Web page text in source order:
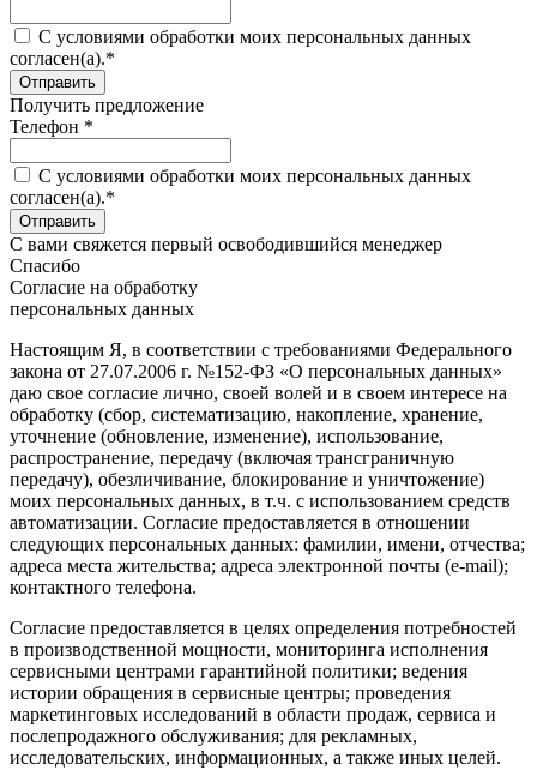
C условиями обработки моих персональных данных
согласен(а).*
Получить предложение
Телефон *
C условиями обработки моих персональных данных
согласен(а).*
С вами свяжется первый освободившийся менеджер
Спасибо
Согласие на обработку
персональных данных
Настоящим Я, в соответствии с требованиями Федерального
закона от 27.07.2006 г. №152-ФЗ «О персональных данных»
даю свое согласие лично, своей волей и в своем интересе на
обработку (сбор, систематизацию, накопление, хранение,
уточнение (обновление, изменение), использование,
распространение, передачу (включая трансграничную
передачу), обезличивание, блокирование и уничтожение)
моих персональных данных, в т.ч. с использованием средств
автоматизации. Согласие предоставляется в отношении
следующих персональных данных: фамилии, имени, отчества;
адреса места жительства; адреса электронной почты (e-mail);
контактного телефона.
Согласие предоставляется в целях определения потребностей
в производственной мощности, мониторинга исполнения
сервисными центрами гарантийной политики; ведения
истории обращения в сервисные центры; проведения
маркетинговых исследований в области продаж, сервиса и
послепродажного обслуживания; для рекламных,
исследовательских, информационных, а также иных целей.